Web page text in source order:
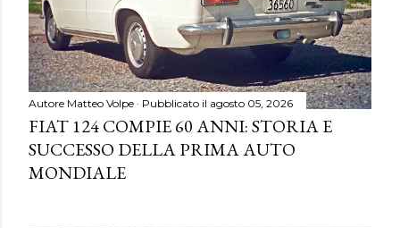
Autore Matteo Volpe Pubblicato il agosto 05, 2026
FIAT 124 COMPIE 60 ANNI: STORIA E
SUCCESSO DELLA PRIMA AUTO
MONDIALE